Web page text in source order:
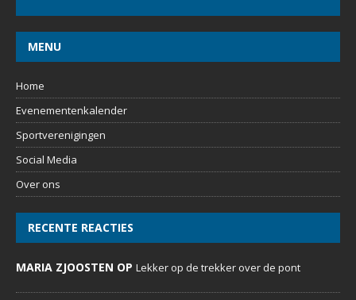
MENU
Home
Evenementenkalender
Sportverenigingen
Social Media
Over ons
RECENTE REACTIES
MARIA ZJOOSTEN OP Lekker op de trekker over de pont